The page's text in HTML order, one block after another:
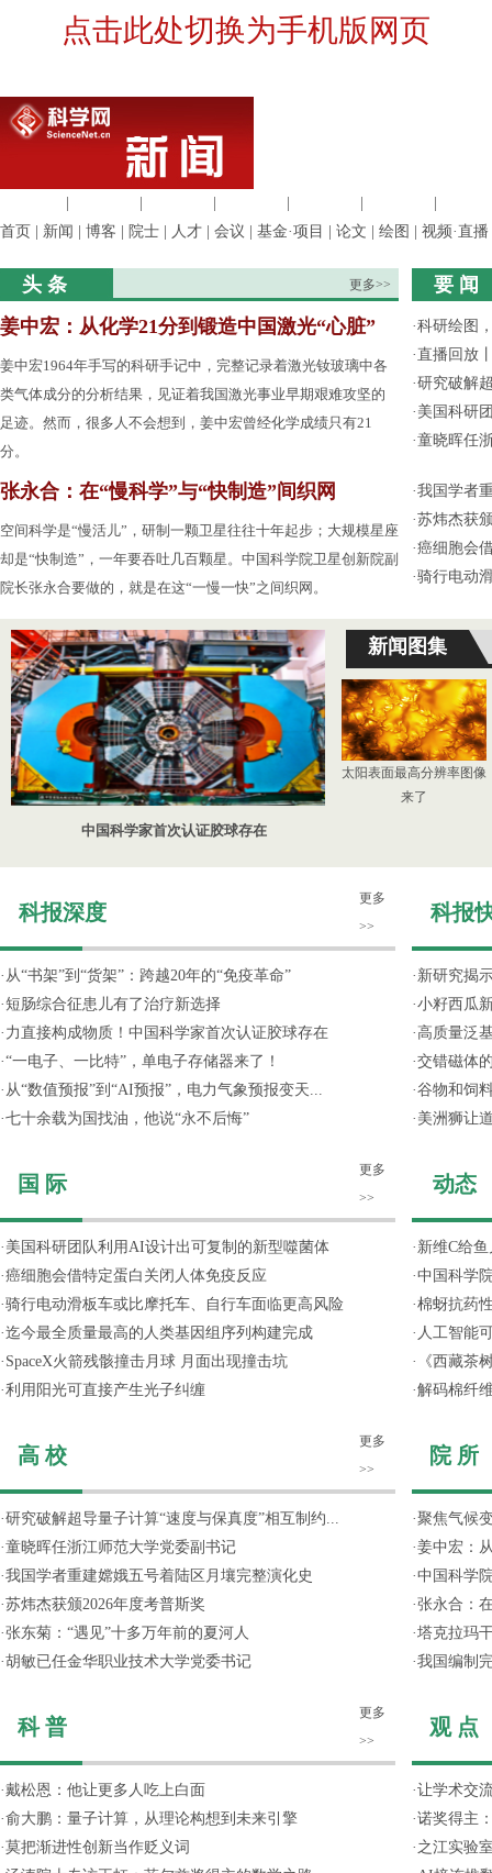
点击此处切换为手机版网页
首页
新闻 博客 院士 人才 会议 基金·项目 论文 绘图 视频·直播
头 条 更多>>
姜中宏：从化学21分到锻造中国激光“心脏”
姜中宏1964年手写的科研手记中，完整记录着激光钕玻璃中各
类气体成分的分析结果，见证着我国激光事业早期艰难攻坚的
足迹。然而，很多人不会想到，姜中宏曾经化学成绩只有21
分。
张永合：在“慢科学”与“快制造”间织网
空间科学是“慢活儿”，研制一颗卫星往往十年起步；大规模星座
却是“快制造”，一年要吞吐几百颗星。中国科学院卫星创新院副
院长张永合要做的，就是在这“一慢一快”之间织网。
要 闻
·科研绘图
·直播回放
·研究破解
· 美国科研
·童晓晖任
·我国学者
·苏炜杰获
·癌细胞会
·骑行电动
中国科学家首次认证胶球存在
新闻图集
太阳表面最高分辨率图像
来了
科报深度
更多
>>
· 从“书架”到“货架”：跨越20年的“免疫革命”
· 短肠综合征患儿有了治疗新选择
· 力直接构成物质！中国科学家首次认证胶球存在
·“一电子、一比特”，单电子存储器来了！
· 从“数值预报”到“AI预报”，电力气象预报变天...
·七十余载为国找油，他说“永不后悔”
国 际
更多
>>
· 美国科研团队利用AI设计出可复制的新型噬菌体
·癌细胞会借特定蛋白关闭人体免疫反应
·骑行电动滑板车或比摩托车、自行车面临更高风险
·迄今最全质量最高的人类基因组序列构建完成
· SpaceX火箭残骸撞击月球 月面出现撞击坑
·利用阳光可直接产生光子纠缠
高 校
更多
>>
·研究破解超导量子计算“速度与保真度”相互制约...
·童晓晖任浙江师范大学党委副书记
·我国学者重建嫦娥五号着陆区月壤完整演化史
·苏炜杰获颁2026年度考普斯奖
·张东菊：“遇见”十多万年前的夏河人
·胡敏已任金华职业技术大学党委书记
科 普
更多
>>
·戴松恩：他让更多人吃上白面
·俞大鹏：量子计算，从理论构想到未来引擎
·莫把渐进性创新当作贬义词
科报
· 新研究揭
·小籽西瓜
· 高质量泛
·交错磁体
·谷物和饲
· 美洲狮让
动态
· 新维C给
·中国科学
·棉蚜抗药
· 人工智能
·
《西藏茶
·解码棉纤
院 所
·聚焦气候
·姜中宏：
·中国科学
·张永合：
·塔克拉玛
·我国编制
观 点
·让学术交
·诺奖得主
· 之江实验